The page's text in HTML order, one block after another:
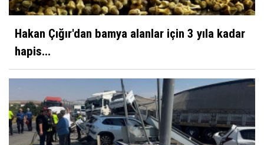
Hakan Çığır'dan bamya alanlar için 3 yıla kadar
hapis...